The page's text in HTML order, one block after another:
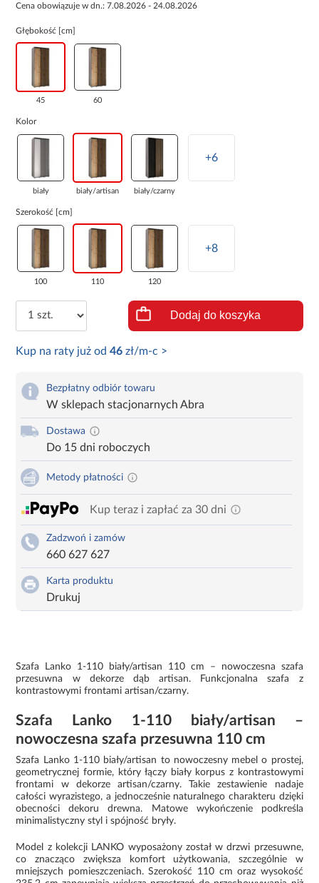
Cena obowiązuje w dn.: 7.08.2026 - 24.08.2026
Głębokość [cm]
45 60
Kolor
biały biały/artisan biały/czarny
+6
Szerokość [cm]
100 110 120
+8
Dodaj do koszyka
Kup na raty już od46 zł/m-c >
Bezpłatny odbiór towaru
W sklepach stacjonarnych Abra
Dostawa
Do 15 dni roboczych
Metody płatności
Kup teraz i zapłać za 30 dni
Zadzwoń i zamów
660 627 627
Karta produktu
Drukuj
Szafa Lanko 1-110 biały/artisan 110 cm – nowoczesna szafa
przesuwna w dekorze dąb artisan. Funkcjonalna szafa z
kontrastowymi frontami artisan/czarny.
Szafa Lanko 1-110 biały/artisan –
nowoczesna szafa przesuwna 110 cm
Szafa Lanko 1-110 biały/artisan to nowoczesny mebel o prostej,
geometrycznej formie, który łączy biały korpus z kontrastowymi
frontami w dekorze artisan/czarny. Takie zestawienie nadaje
całości wyrazistego, a jednocześnie naturalnego charakteru dzięki
obecności dekoru drewna. Matowe wykończenie podkreśla
minimalistyczny styl i spójność bryły.
Model z kolekcji LANKO wyposażony został w drzwi przesuwne,
co znacząco zwiększa komfort użytkowania, szczególnie w
mniejszych pomieszczeniach. Szerokość 110 cm oraz wysokość